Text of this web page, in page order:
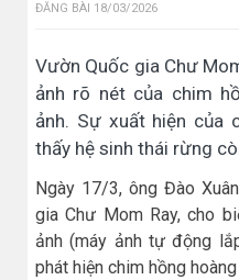
ĐĂNG BÀI 18/03/2026
Vườn Quốc gia Chư
ảnh rõ nét của chim
ảnh. Sự xuất hiện của
thấy hệ sinh thái rừng
Ngày 17/3, ông Đào
gia Chư Mom Ray, cho
ảnh (máy ảnh tự động
phát hiện chim hồng